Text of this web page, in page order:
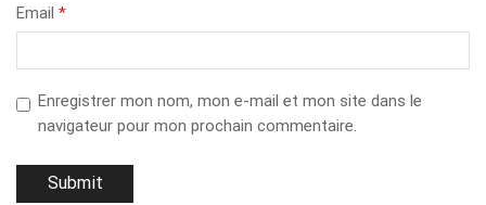
Email *
Enregistrer mon nom, mon e-mail et mon site dans le
navigateur pour mon prochain commentaire.